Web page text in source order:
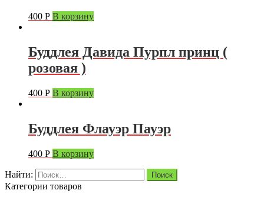
400 Р В корзину
Буддлея Давида Пурпл принц (
розовая )
400 Р В корзину
Буддлея Флауэр Пауэр
400 Р В корзину
Найти:
Категории товаров